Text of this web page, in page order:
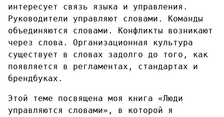
интересует связь языка и управления.
Руководители управляют словами. Команды
объединяются словами. Конфликты возникают
через слова. Организационная культура
существует в словах задолго до того, как
появляется в регламентах, стандартах и
брендбуках.
Этой теме посвящена моя книга «Люди
управляются словами», в которой я